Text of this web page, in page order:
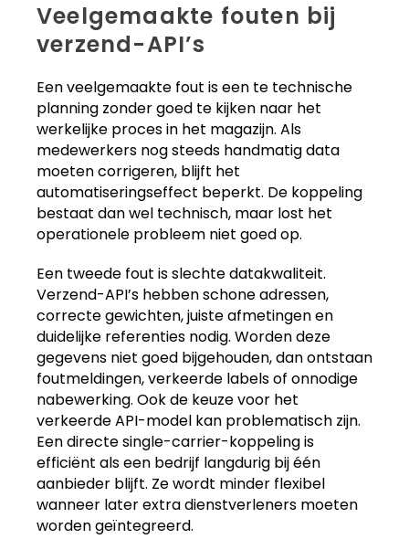
Veelgemaakte fouten bij
verzend-API’s
Een veelgemaakte fout is een te technische
planning zonder goed te kijken naar het
werkelijke proces in het magazijn. Als
medewerkers nog steeds handmatig data
moeten corrigeren, blijft het
automatiseringseffect beperkt. De koppeling
bestaat dan wel technisch, maar lost het
operationele probleem niet goed op.
Een tweede fout is slechte datakwaliteit.
Verzend-API’s hebben schone adressen,
correcte gewichten, juiste afmetingen en
duidelijke referenties nodig. Worden deze
gegevens niet goed bijgehouden, dan ontstaan
foutmeldingen, verkeerde labels of onnodige
nabewerking. Ook de keuze voor het
verkeerde API-model kan problematisch zijn.
Een directe single-carrier-koppeling is
efficiënt als een bedrijf langdurig bij één
aanbieder blijft. Ze wordt minder flexibel
wanneer later extra dienstverleners moeten
worden geïntegreerd.